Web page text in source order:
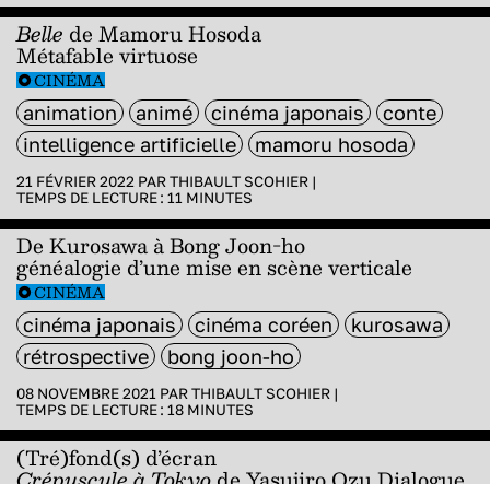
Belle de Mamoru Hosoda
Métafable virtuose
CINÉMA
animation animé cinéma japonais
conte
intelligence artificielle
mamoru hosoda
21 FÉVRIER 2022 PARTHIBAULT SCOHIER |
TEMPS DE LECTURE : 11 MINUTES
De Kurosawa à Bong Joon-ho
généalogie d’une mise en scène verticale
CINÉMA
cinéma japonais cinéma coréen
kurosawa
rétrospective
bong joon-ho
08 NOVEMBRE 2021 PARTHIBAULT SCOHIER |
TEMPS DE LECTURE : 18 MINUTES
(Tré)fond(s) d’écran